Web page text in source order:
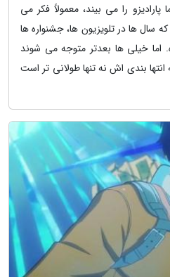
را می بیند، معمولاً فکر می
سال ها در تلویزیون ها، جشنواره ها
خیلی ها بعدتر متوجه می شوند
بندی اش نه تنها طولانی تر است